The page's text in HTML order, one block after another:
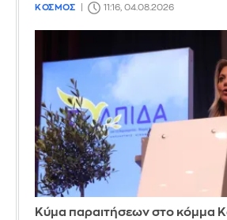
ΚΟΣΜΟΣ 11:16, 04.08.2026
Κύμα παραιτήσεων στο κόμμα